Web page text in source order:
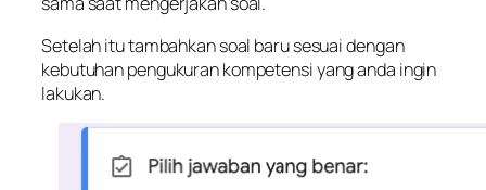
Setelah itu tambahkan soal baru sesuai dengan
kebutuhan pengukuran kompetensi yang anda ingin
lakukan.